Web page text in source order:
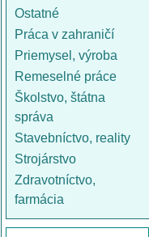
Ostatné
Práca v zahraničí
Priemysel, výroba
Remeselné práce
Školstvo, štátna
správa
Stavebníctvo, reality
Strojárstvo
Zdravotníctvo,
farmácia